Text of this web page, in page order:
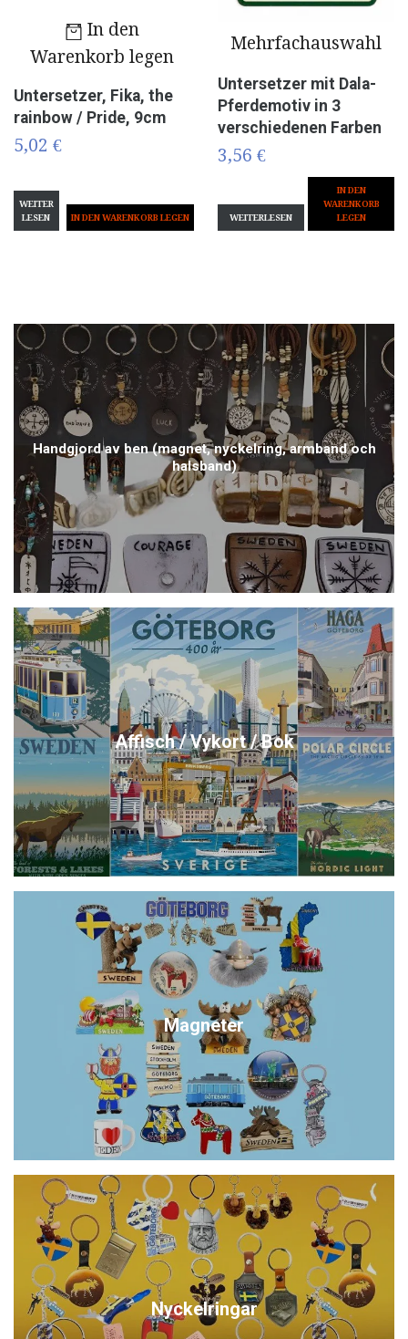
Handgjord av ben (magnet, nyckelring, armband och
halsband)
Affisch / Vykort / Bok
Magneter
Nyckelringar
In den
Warenkorb legen
Untersetzer, Fika, the
rainbow / Pride, 9cm
5,02 €
WEITER
LESEN
Mehrfachauswahl
Untersetzer mit Dala-
Pferdemotiv in 3
verschiedenen Farben
3,56 €
WEITERLESEN
IN DEN
WARENKORB
LEGEN